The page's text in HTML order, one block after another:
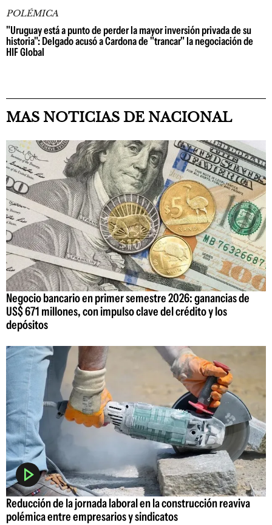
POLÉMICA
"Uruguay está a punto de perder la mayor inversión privada de su
historia": Delgado acusó a Cardona de "trancar" la negociación de
HIF Global
MAS NOTICIAS DE NACIONAL
Negocio bancario en primer semestre 2026: ganancias de
US$ 671 millones, con impulso clave del crédito y los
depósitos
Reducción de la jornada laboral en la construcción reaviva
polémica entre empresarios y sindicatos